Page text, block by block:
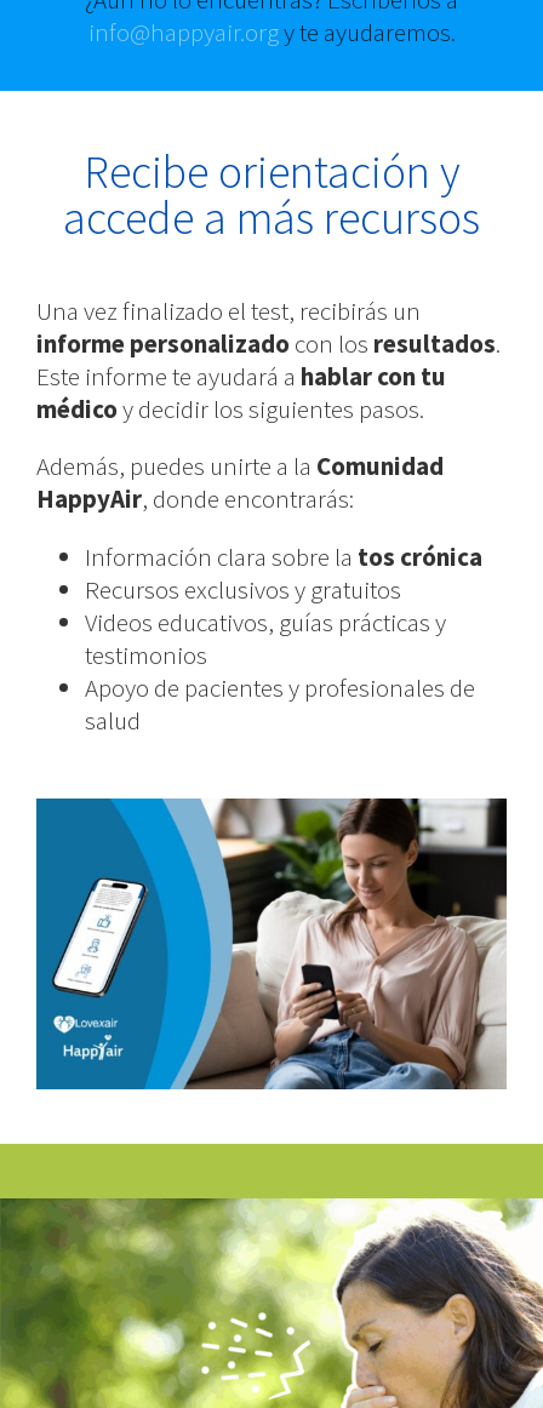
info@happyair.orgy te ayudaremos.
Recibe orientación y
accede a más recursos
Una vez finalizado el test, recibirás un
informe personalizadocon los resultados.
Este informe te ayudará a hablar con tu
médicoy decidir los siguientes pasos.
Además, puedes unirte a la Comunidad
HappyAir, donde encontrarás:
Información clara sobre la tos crónica
Recursos exclusivos y gratuitos
Videos educativos, guías prácticas y
testimonios
Apoyo de pacientes y profesionales de
salud